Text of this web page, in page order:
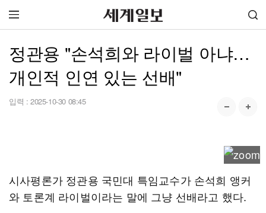
정관용 "손석희와 라이벌 아냐…
개인적 인연 있는 선배"
입력 : 2025-10-30 08:45
시사평론가 정관용 국민대 특임교수가 손석희 앵커
와 토론계 라이벌이라는 말에 그냥 선배라고 했다.